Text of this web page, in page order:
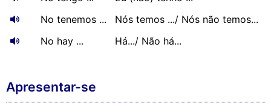
No tenemos ...
Nós temos .../ Nós não temos...
No hay ...
Há.../ Não há...
Apresentar-se